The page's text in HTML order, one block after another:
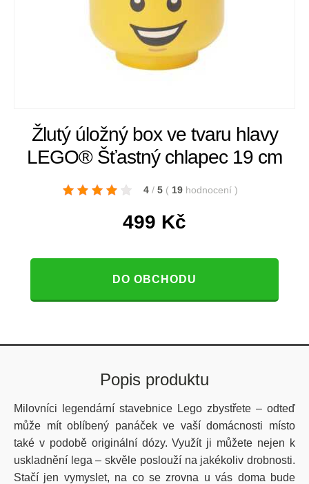
Žlutý úložný box ve tvaru hlavy
LEGO® Šťastný chlapec 19 cm
4 / 5 ( 19 hodnocení )
499 Kč
DO OBCHODU
Popis produktu
Milovníci legendární stavebnice Lego zbystřete – odteď
může mít oblíbený panáček ve vaší domácnosti místo
také v podobě originální dózy. Využít ji můžete nejen k
uskladnění lega – skvěle poslouží na jakékoliv drobnosti.
Stačí jen vymyslet, na co se zrovna u vás doma bude